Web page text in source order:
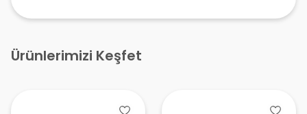
Ürünlerimizi Keşfet